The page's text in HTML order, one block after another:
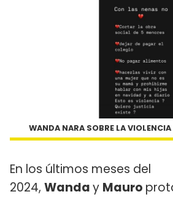
WANDA NARA SOBRE LA
En los últimos meses del
2024, Wanday Mauro